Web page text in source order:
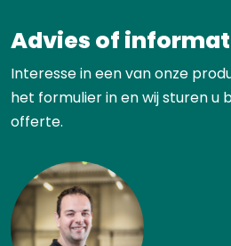
Advies of
Interesse in een van onze
het formulier in en wij sturen u
offerte.